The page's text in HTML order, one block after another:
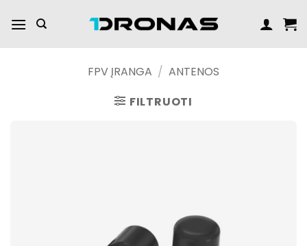
turinį
FPV ĮRANGA / ANTENOS
FILTRUOTI